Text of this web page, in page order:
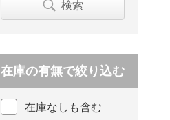
検索
在庫の有無で絞り込む
在庫なしも含む